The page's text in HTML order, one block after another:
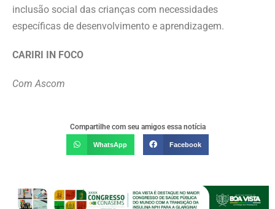
inclusão social das crianças com necessidades
específicas de desenvolvimento e aprendizagem.
CARIRI IN FOCO
Com Ascom
Compartilhe com seu amigos essa notícia
WhatsApp Facebook